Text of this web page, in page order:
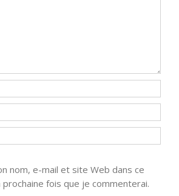
nom, e-mail et site Web dans ce
fois que je commenterai.